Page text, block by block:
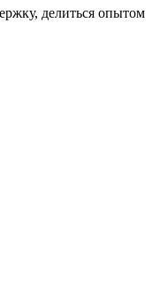
делиться опытом